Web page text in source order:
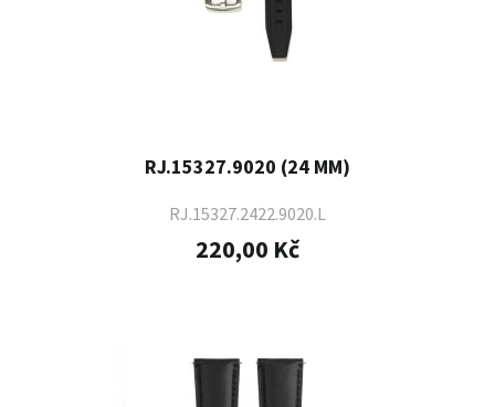
RJ.15327.9020 (24 MM)
RJ.15327.2422.9020.L
220,00 Kč